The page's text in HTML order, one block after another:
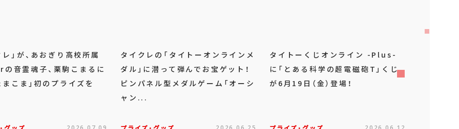
レ」が、あおぎり高校所属
音霊魂子、栗駒こまるに
まこま」初のプライズを
タイクレの「タイトーオンラインメ
ダル」に潜って弾んでお宝ゲット！
ピンパネル型メダルゲーム「オーシ
ャン...
タイトーくじオンライン -Plus-
に「とある科学の超電磁砲T」くじ
が6月19日（金）登場！